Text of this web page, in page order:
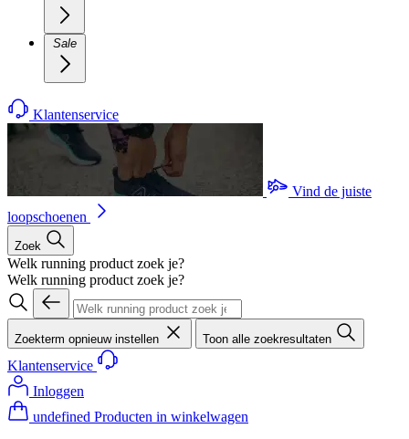
Sale
Klantenservice
Vind de juiste
loopschoenen
Zoek
Welk running product zoek je?
Welk running product zoek je?
Zoekterm opnieuw instellen Toon alle zoekresultaten
Klantenservice
Inloggen
undefined Producten in winkelwagen